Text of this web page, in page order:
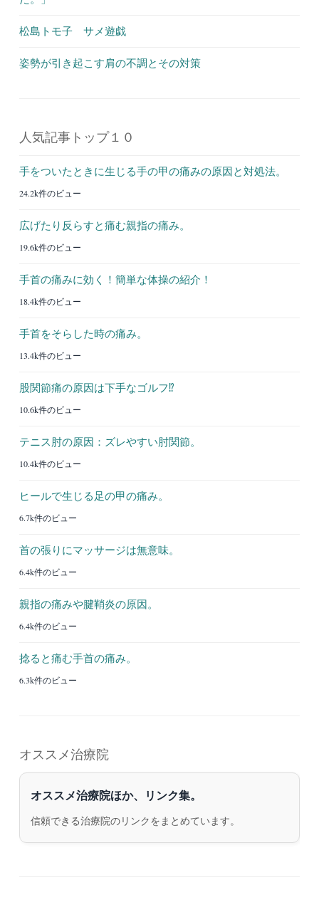
松島トモ子 サメ遊戯
姿勢が引き起こす肩の不調とその対策
人気記事トップ１０
手をついたときに生じる手の甲の痛みの原因と対処法。
24.2k件のビュー
広げたり反らすと痛む親指の痛み。
19.6k件のビュー
手首の痛みに効く！簡単な体操の紹介！
18.4k件のビュー
手首をそらした時の痛み。
13.4k件のビュー
股関節痛の原因は下手なゴルフ⁉︎
10.6k件のビュー
テニス肘の原因：ズレやすい肘関節。
10.4k件のビュー
ヒールで生じる足の甲の痛み。
6.7k件のビュー
首の張りにマッサージは無意味。
6.4k件のビュー
親指の痛みや腱鞘炎の原因。
6.4k件のビュー
捻ると痛む手首の痛み。
6.3k件のビュー
オススメ治療院
オススメ治療院ほか、リンク集。
信頼できる治療院のリンクをまとめています。